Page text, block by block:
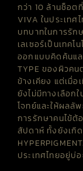
กว่า 10 ล้านช็อต
VIVA ในประเท
บทบาทในการรัก
เลเซอร์เป็นเทค
ออกแบบคิดค้นแล
TYPE ของผิวคน
ข้างเคียง แต่เมื่อ
ยังไม่มีทางเลือก
โจทย์และให้ผลลั
การรักษาคนไข้ต้
สัปดาห์ ทั้งยังเกิด
ประเทศไทยอยู่บ่